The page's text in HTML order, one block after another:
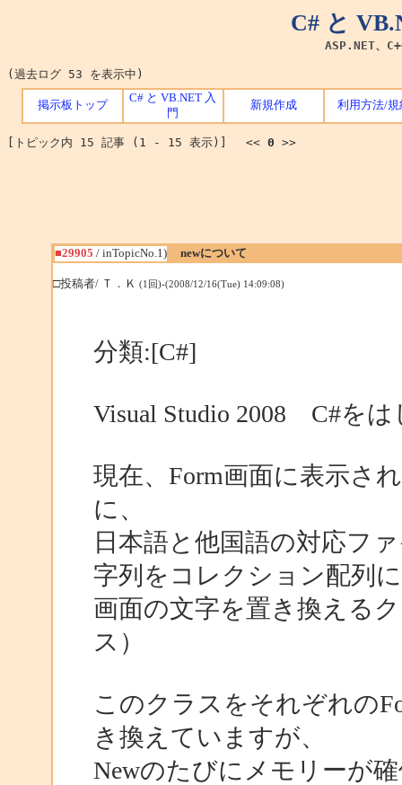
C# と
ASP.NET、
(過去ログ 53 を表示中)
掲示板トップ
C# と VB.NET 入
門
新規作成 利用方法/規
[トピック内 15 記事 (1 - 15 表示)] << 0 >>
■29905 / inTopicNo.1) newについて
□投稿者/ Ｔ．Ｋ (1回)-(2008/12/16(Tue) 14:09:08)
分類:[C#]
Visual Studio 2008 C#を
現在、Form画面に表示さ
に、
日本語と他国語の対応フ
字列をコレクション配列
画面の文字を置き換える
ス）
このクラスをそれぞれの
き換えていますが、
Newのたびにメモリーが